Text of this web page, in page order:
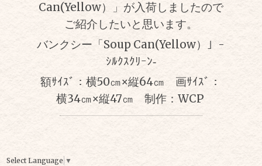
Can(Yellow）」が入荷しましたので
ご紹介したいと思います。
バンクシー「Soup Can(Yellow）」-
ｼﾙｸｽｸﾘｰﾝ‐
額ｻｲｽﾞ：横50㎝×縦64㎝ 画ｻｲｽﾞ：
横34㎝×縦47㎝ 制作：WCP
Select Language ▼